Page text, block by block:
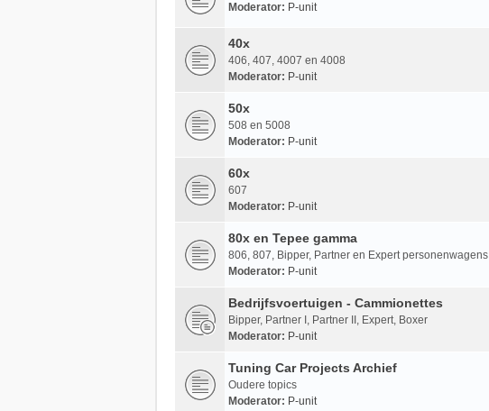
Moderator: P-unit
40x
406, 407, 4007 en 4008
Moderator: P-unit
50x
508 en 5008
Moderator: P-unit
60x
607
Moderator: P-unit
80x en Tepee gamma
806, 807, Bipper, Partner en Expert personenwagens
Moderator: P-unit
Bedrijfsvoertuigen - Cammionettes
Bipper, Partner I, Partner II, Expert, Boxer
Moderator: P-unit
Tuning Car Projects Archief
Oudere topics
Moderator: P-unit